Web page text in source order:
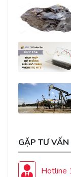
GẶP TƯ VẤN
Hotline